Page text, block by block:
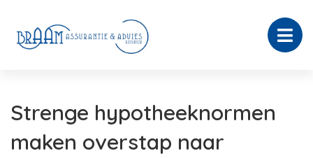
Strenge hypotheeknormen
maken overstap naar